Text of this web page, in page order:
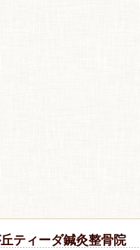
ティーダ鍼灸整骨院